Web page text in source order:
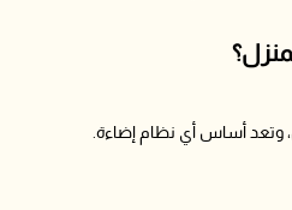
وتعد أساس أي نظام إضاءة.